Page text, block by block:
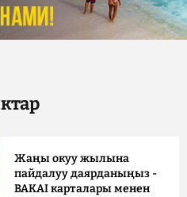
Жаңы окуу жылына
пайдалуу даярданыңыз -
BAKAI карталары менен